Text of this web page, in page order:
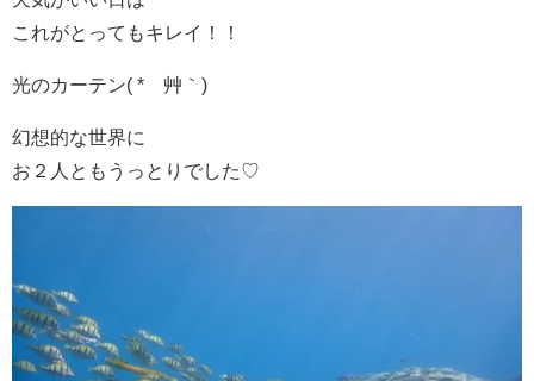
これがとってもキレイ！！
光のカーテン( *´艸｀)
幻想的な世界に
お２人ともうっとりでした♡